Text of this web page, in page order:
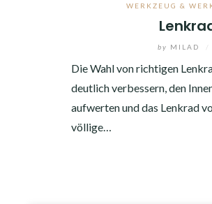
WERKZEUG &
by MILAD
Die Wahl von richtigen
deutlich verbessern, den
aufwerten und das Lenkrad
völlige…